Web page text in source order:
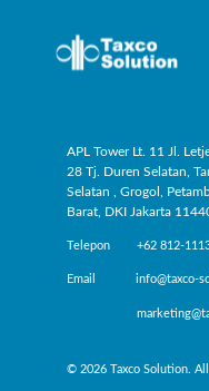
APL Tower Lt. 11 Jl.
28 Tj. Duren Selatan,
Selatan , Grogol,
Barat, DKI Jakarta
Telepon +62 812-
Email info@taxco-
© 2026 Taxco Solution.